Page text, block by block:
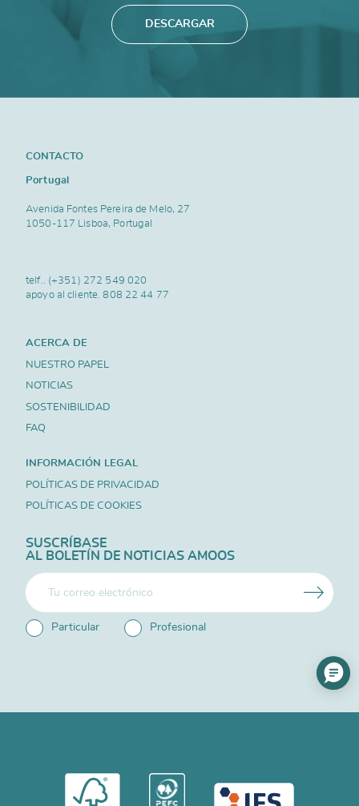
DESCARGAR
CONTACTO
Portugal
Avenida Fontes Pereira de Melo, 27
1050-117 Lisboa, Portugal
telf.. (+351) 272 549 020
apoyo al cliente.808 22 44 77
ACERCA DE
NUESTRO PAPEL
NOTICIAS
SOSTENIBILIDAD
FAQ
INFORMACIÓN LEGAL
POLÍTICAS DE PRIVACIDAD
POLÍTICAS DE COOKIES
SUSCRÍBASE
AL BOLETÍN DE NOTICIAS AMOOS
Particular Profesional